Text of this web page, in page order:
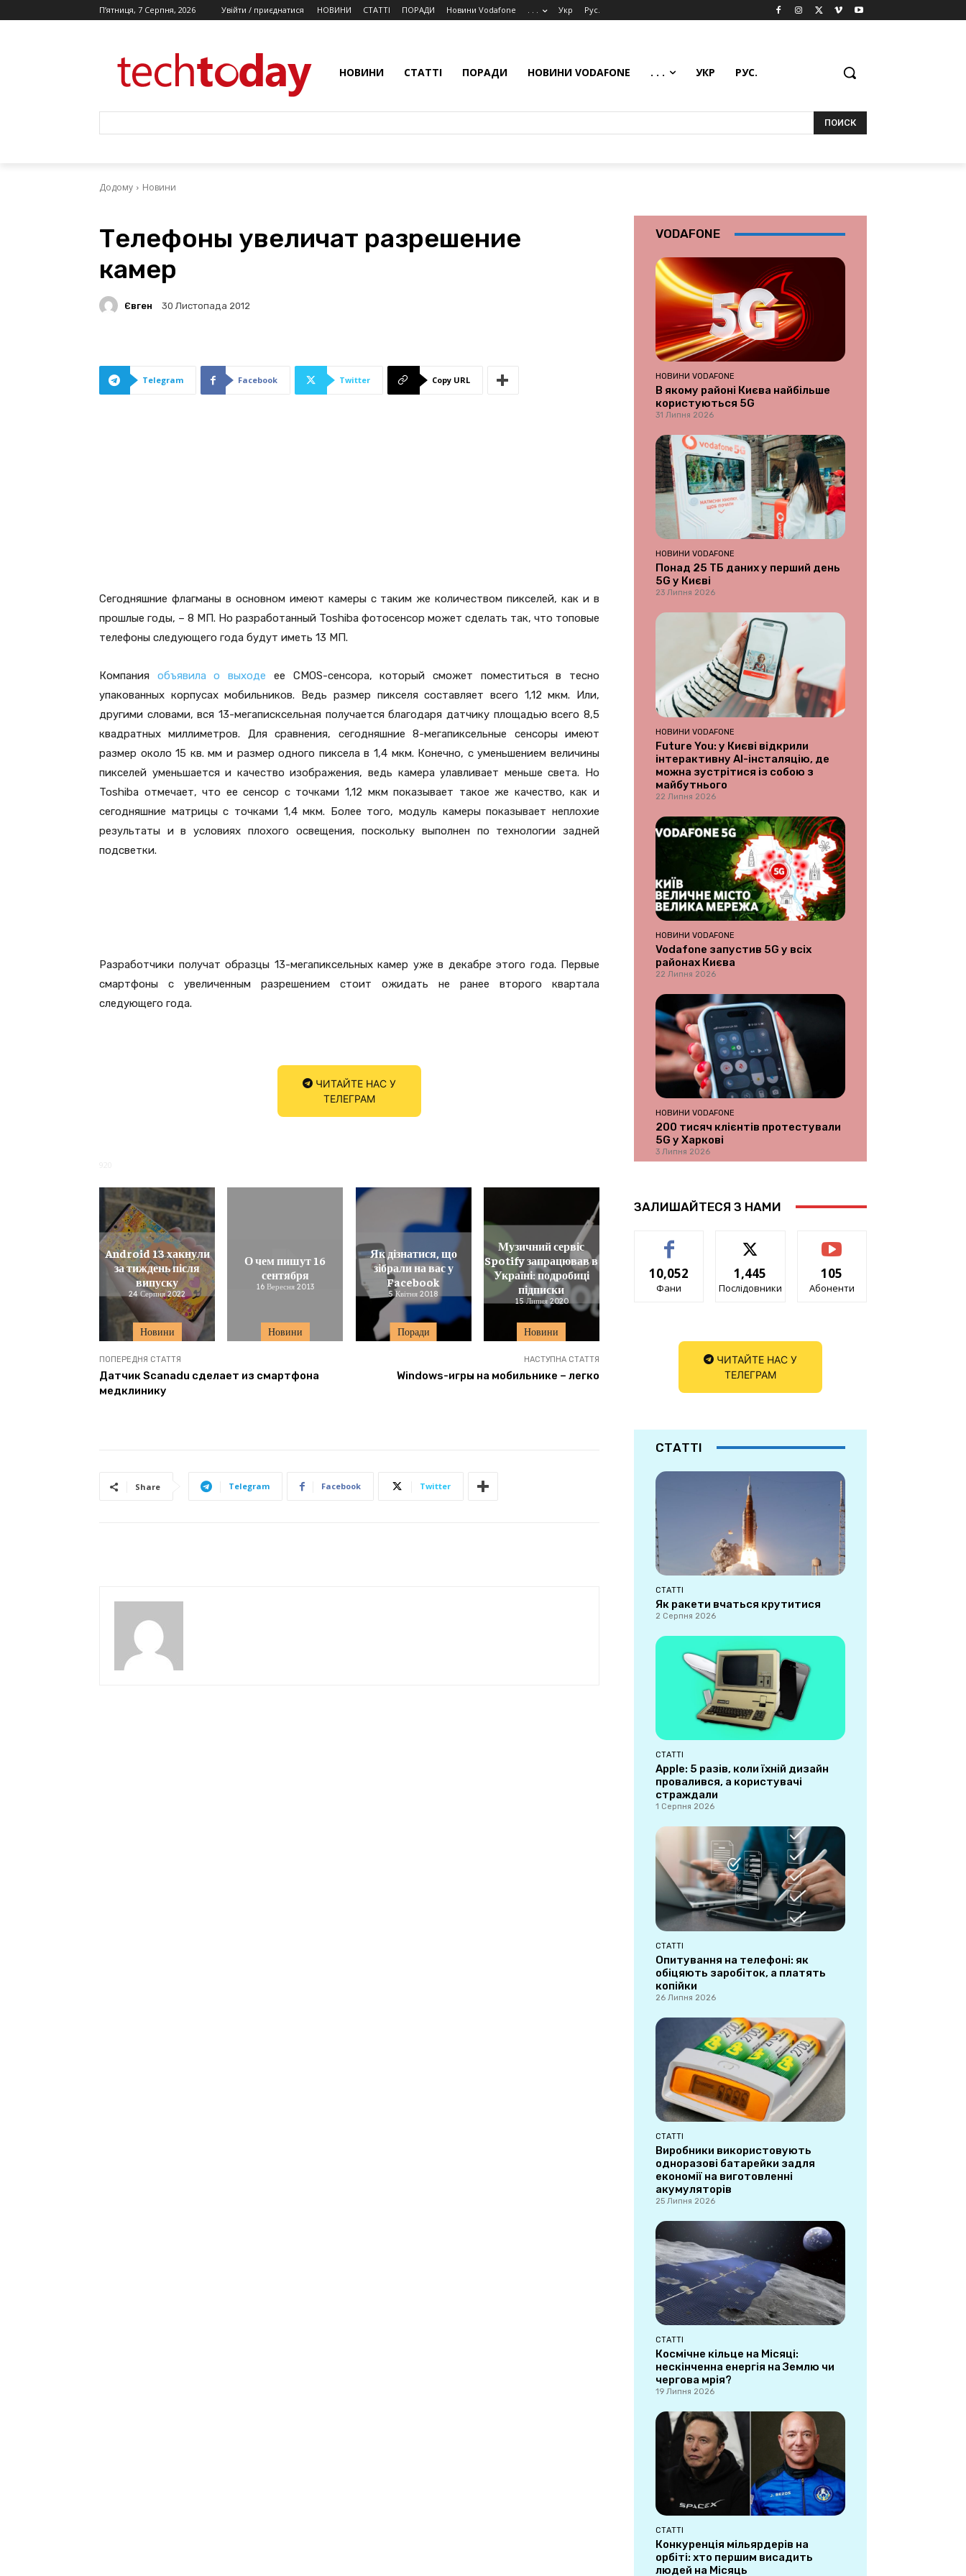
П’ятниця, 7 Серпня, 2026 Увійти / приєднатися НОВИНИ СТАТТІ ПОРАДИ Новини Vodafone . . . Укр Рус.
НОВИНИ СТАТТІ ПОРАДИ НОВИНИ VODAFONE . . . УКР РУС.
ПОИСК
Додому Новини
Телефоны увеличат разрешение
камер
Євген 30 Листопада 2012
Telegram Facebook Twitter Copy URL
Сегодняшние флагманы в основном имеют камеры с таким же количеством пикселей, как и в
прошлые годы, – 8 МП. Но разработанный Toshiba фотосенсор может сделать так, что топовые
телефоны следующего года будут иметь 13 МП.
Компания объявила о выходе ее CMOS-сенсора, который сможет поместиться в тесно
упакованных корпусах мобильников. Ведь размер пикселя составляет всего 1,12 мкм. Или,
другими словами, вся 13-мегаписксельная получается благодаря датчику площадью всего 8,5
квадратных миллиметров. Для сравнения, сегодняшние 8-мегапиксельные сенсоры имеют
размер около 15 кв. мм и размер одного пиксела в 1,4 мкм. Конечно, с уменьшением величины
пикселей уменьшается и качество изображения, ведь камера улавливает меньше света. Но
Toshiba отмечает, что ее сенсор с точками 1,12 мкм показывает такое же качество, как и
сегодняшние матрицы с точками 1,4 мкм. Более того, модуль камеры показывает неплохие
результаты и в условиях плохого освещения, поскольку выполнен по технологии задней
подсветки.
Разработчики получат образцы 13-мегапиксельных камер уже в декабре этого года. Первые
смартфоны с увеличенным разрешением стоит ожидать не ранее второго квартала
следующего года.
ЧИТАЙТЕ НАС У
ТЕЛЕГРАМ
Новини
Android 13 хакнули
за тиждень після
випуску
24 Серпня 2022
Новини
О чем пишут 16
сентября
16 Вересня 2013
Поради
Як дізнатися, що
зібрали на вас у
Facebook
5 Квітня 2018
Новини
Музичний сервіс
Spotify запрацював в
Україні: подробиці
підписки
15 Липня 2020
ПОПЕРЕДНЯ СТАТТЯ
Датчик Scanadu сделает из смартфона
медклинику
НАСТУПНА СТАТТЯ
Windows-игры на мобильнике – легко
Share Telegram Facebook Twitter
VODAFONE
НОВИНИ VODAFONE
В якому районі Києва найбільше
користуються 5G
31 Липня 2026
НОВИНИ VODAFONE
Понад 25 ТБ даних у перший день
5G у Києві
23 Липня 2026
НОВИНИ VODAFONE
Future You: у Києві відкрили
інтерактивну AI-інсталяцію, де
можна зустрітися із собою з
майбутнього
22 Липня 2026
НОВИНИ VODAFONE
Vodafone запустив 5G у всіх
районах Києва
22 Липня 2026
НОВИНИ VODAFONE
200 тисяч клієнтів протестували
5G у Харкові
3 Липня 2026
ЗАЛИШАЙТЕСЯ З НАМИ
10,052
Фани
1,445
Послідовники
105
Абоненти
ЧИТАЙТЕ НАС У
ТЕЛЕГРАМ
СТАТТІ
СТАТТІ
Як ракети вчаться крутитися
2 Серпня 2026
СТАТТІ
Apple: 5 разів, коли їхній дизайн
провалився, а користувачі
страждали
1 Серпня 2026
СТАТТІ
Опитування на телефоні: як
обіцяють заробіток, а платять
копійки
26 Липня 2026
СТАТТІ
Виробники використовують
одноразові батарейки задля
економії на виготовленні
акумуляторів
25 Липня 2026
СТАТТІ
Космічне кільце на Місяці:
нескінченна енергія на Землю чи
чергова мрія?
19 Липня 2026
СТАТТІ
Конкуренція мільярдерів на
орбіті: хто першим висадить
людей на Місяць